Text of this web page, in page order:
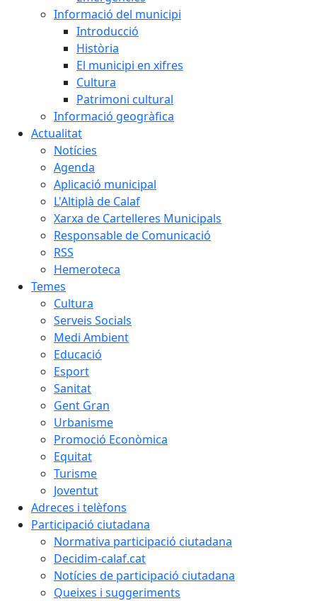
Informació del municipi
Introducció
Història
El municipi en xifres
Cultura
Patrimoni cultural
Informació geogràfica
Actualitat
Notícies
Agenda
Aplicació municipal
L'Altiplà de Calaf
Xarxa de Cartelleres Municipals
Responsable de Comunicació
RSS
Hemeroteca
Temes
Cultura
Serveis Socials
Medi Ambient
Educació
Esport
Sanitat
Gent Gran
Urbanisme
Promoció Econòmica
Equitat
Turisme
Joventut
Adreces i telèfons
Participació ciutadana
Normativa participació ciutadana
Decidim-calaf.cat
Notícies de participació ciutadana
Queixes i suggeriments